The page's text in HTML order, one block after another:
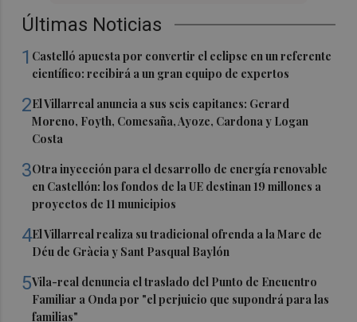
Últimas Noticias
1 Castelló apuesta por convertir el eclipse en un referente
científico: recibirá a un gran equipo de expertos
2El Villarreal anuncia a sus seis capitanes: Gerard
Moreno, Foyth, Comesaña, Ayoze, Cardona y Logan
Costa
3Otra inyección para el desarrollo de energía renovable
en Castellón: los fondos de la UE destinan 19 millones a
proyectos de 11 municipios
4El Villarreal realiza su tradicional ofrenda a la Mare de
Déu de Gràcia y Sant Pasqual Baylón
5Vila-real denuncia el traslado del Punto de Encuentro
Familiar a Onda por "el perjuicio que supondrá para las
familias"